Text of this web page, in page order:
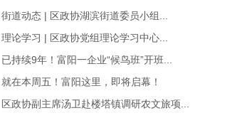
街道动态 | 区政协湖滨街道委员小组...
理论学习 | 区政协党组理论学习中心...
已持续9年！富阳一企业“候鸟班”开班...
就在本周五！富阳这里，即将启幕！
区政协副主席汤卫赴楼塔镇调研农文旅项...